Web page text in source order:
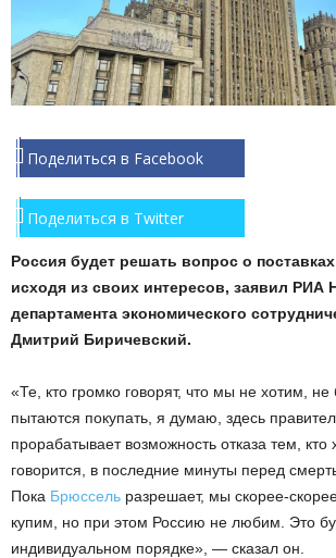
Поделиться в Facebook
Поделиться в Twitter
Россия будет решать вопрос о
исходя из своих интересов, заявил РИА
департамента экономического
Дмитрий Биричевский.
«Те, кто громко говорят, что мы не хотим,
пытаются покупать, я думаю, здесь
прорабатывает возможность отказа тем, кто
говорится, в последние минуты перед
Пока Брюссель разрешает, мы скорее-
купим, но при этом Россию не любим. Это
индивидуальном порядке», — сказал он.